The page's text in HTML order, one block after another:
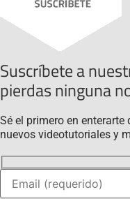
Suscríbete a
pierdas ninguna
Sé el primero en enterarte
nuevos videotutoriales y